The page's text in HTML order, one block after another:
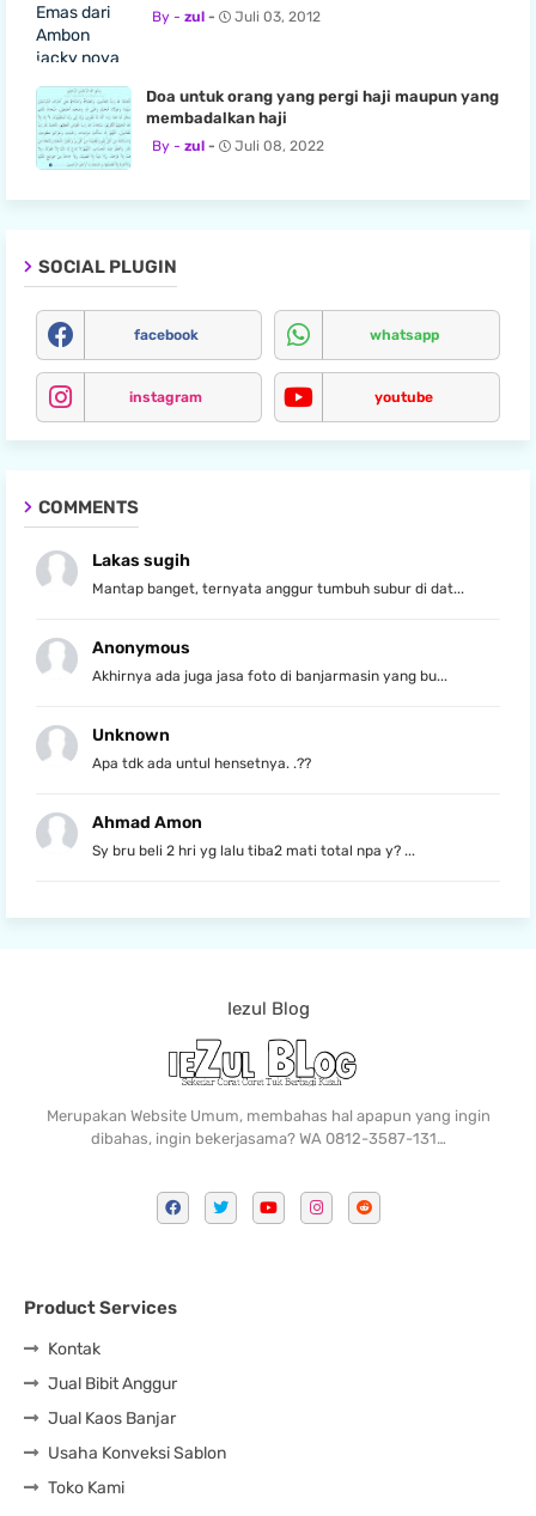
zul Juli 03, 2012
Doa untuk orang yang pergi haji maupun yang
membadalkan haji
zul Juli 08, 2022
SOCIAL PLUGIN
facebook whatsapp
instagram youtube
COMMENTS
Lakas sugih
Mantap banget, ternyata anggur tumbuh subur di dat...
Anonymous
Akhirnya ada juga jasa foto di banjarmasin yang bu...
Unknown
Apa tdk ada untul hensetnya. .??
Ahmad Amon
Sy bru beli 2 hri yg lalu tiba2 mati total npa y? ...
Iezul Blog
Merupakan Website Umum, membahas hal apapun yang ingin
dibahas, ingin bekerjasama? WA 0812-3587-131…
Product Services
Kontak
Jual Bibit Anggur
Jual Kaos Banjar
Usaha Konveksi Sablon
Toko Kami